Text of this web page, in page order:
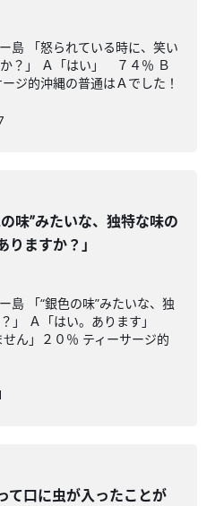
島 「怒られている時に、笑い
？」 Ａ「はい」 ７４％ Ｂ
ジ的沖縄の普通はＡでした！
の味”みたいな、独特な味の
りますか？」
島 「“銀色の味”みたいな、独
？」 Ａ「はい。あります」
ん」２０％ ティーサージ的
て口に虫が入ったことが